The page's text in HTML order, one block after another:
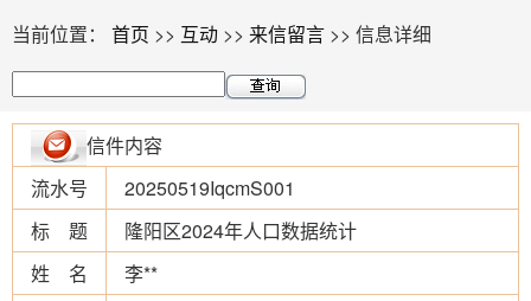
当前位置： 首页 >> 互动 >> 来信留言 >> 信息详细
信件内容
流水号
20250519IqcmS001
标 题
隆阳区2024年人口数据统计
姓 名
李**